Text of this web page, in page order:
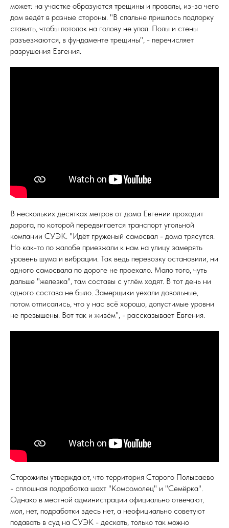
может: на участке образуются трещины и провалы, из-за чего
дом ведёт в разные стороны. "В спальне пришлось подпорку
ставить, чтобы потолок на голову не упал. Полы и стены
разъезжаются, в фундаменте трещины", - перечисляет
разрушения Евгения.
В нескольких десятках метров от дома Евгении проходит
дорога, по которой передвигается транспорт угольной
компании СУЭК. "Идёт груженый самосвал - дома трясутся.
Но как-то по жалобе приезжали к нам на улицу замерять
уровень шума и вибрации. Так ведь перевозку остановили, ни
одного самосвала по дороге не проехало. Мало того, чуть
дальше "железка", там составы с углём ходят. В тот день ни
одного состава не было. Замерщики уехали довольные,
потом отписались, что у нас всё хорошо, допустимые уровни
не превышены. Вот так и живём", - рассказывает Евгения.
Старожилы утверждают, что территория Старого Полысаево
- сплошная подработка шахт "Комсомолец" и "Семёрка".
Однако в местной администрации официально отвечают,
мол, нет, подработки здесь нет, а неофициально советуют
подавать в суд на СУЭК - дескать, только так можно